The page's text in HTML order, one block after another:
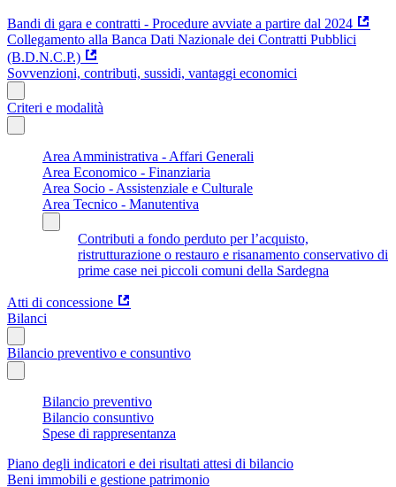
Bandi di gara e contratti - Procedure avviate a partire dal 2024
Collegamento alla Banca Dati Nazionale dei Contratti Pubblici
(B.D.N.C.P.)
Sovvenzioni, contributi, sussidi, vantaggi economici
Criteri e modalità
Area Amministrativa - Affari Generali
Area Economico - Finanziaria
Area Socio - Assistenziale e Culturale
Area Tecnico - Manutentiva
Contributi a fondo perduto per l’acquisto,
ristrutturazione o restauro e risanamento conservativo di
prime case nei piccoli comuni della Sardegna
Atti di concessione
Bilanci
Bilancio preventivo e consuntivo
Bilancio preventivo
Bilancio consuntivo
Spese di rappresentanza
Piano degli indicatori e dei risultati attesi di bilancio
Beni immobili e gestione patrimonio